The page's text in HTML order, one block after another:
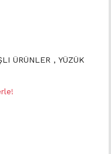
ÜRÜNLER , YÜZÜK